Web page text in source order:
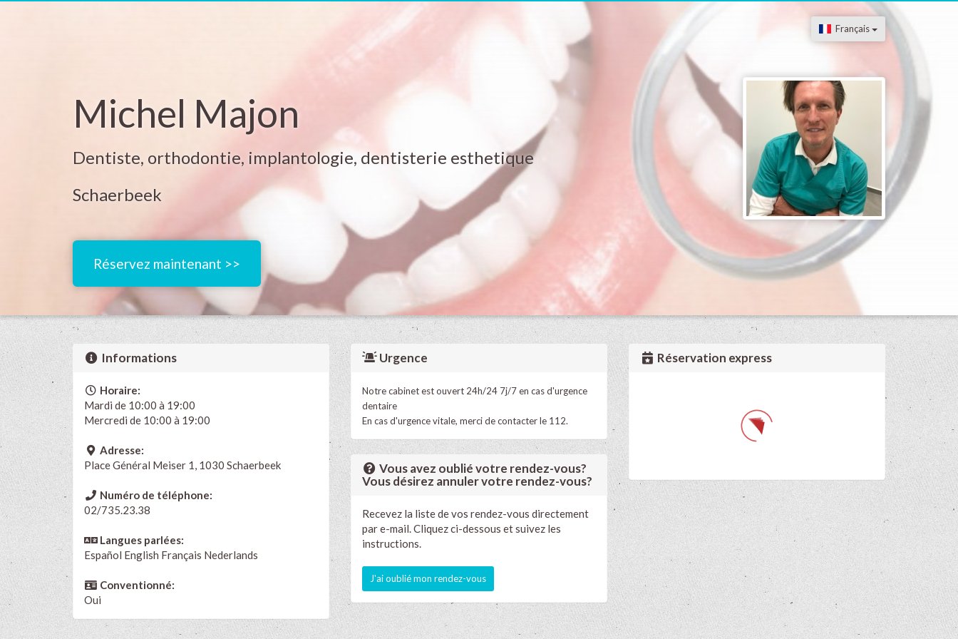
Français
Michel Majon
Dentiste, orthodontie, implantologie, dentisterie esthetique
Schaerbeek
Réservez maintenant >>
Informations
Horaire:
Mardi de 10:00 à 19:00
Mercredi de 10:00 à 19:00
Adresse:
Place Général Meiser 1, 1030 Schaerbeek
Numéro de téléphone:
02/735.23.38
Langues parlées:
Español English Français Nederlands
Conventionné:
Oui
Urgence
Notre cabinet est ouvert 24h/24 7j/7 en cas d'urgence
dentaire
En cas d'urgence vitale, merci de contacter le 112.
Vous avez oublié votre rendez-vous?
Vous désirez annuler votre rendez-vous?
Recevez la liste de vos rendez-vous directement
par e-mail. Cliquez ci-dessous et suivez les
instructions.
J'ai oublié mon rendez-vous
Réservation express